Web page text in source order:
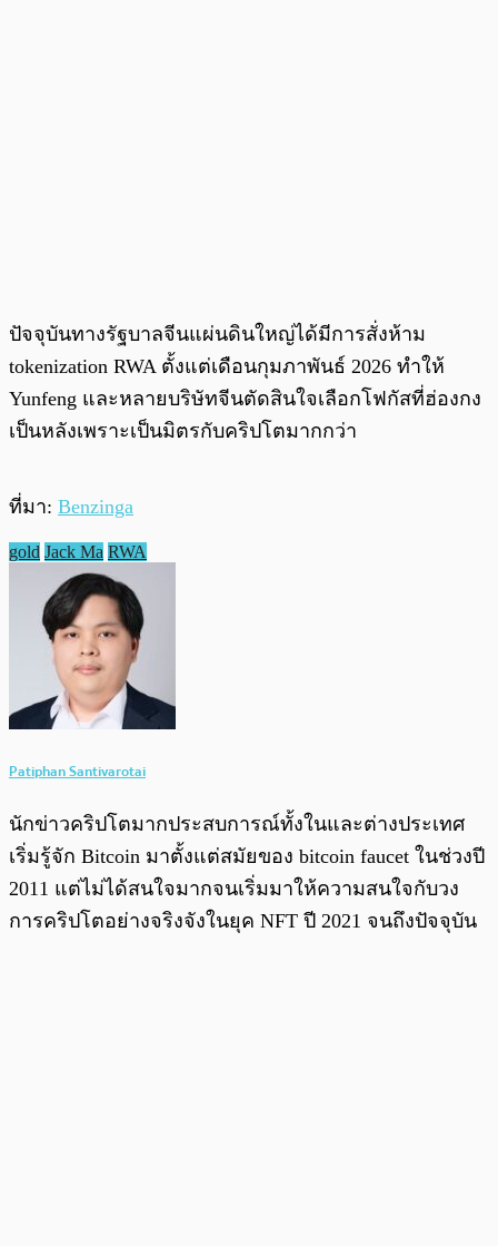
ปัจจุบันทางรัฐบาลจีนแผ่นดินใหญ่ได้มีการสั่งห้าม
tokenization RWA ตั้งแต่เดือนกุมภาพันธ์ 2026 ทำให้
Yunfeng และหลายบริษัทจีนตัดสินใจเลือกโฟกัสที่ฮ่องกง
เป็นหลังเพราะเป็นมิตรกับคริปโตมากกว่า
ที่มา: Benzinga
gold Jack Ma RWA
Patiphan Santivarotai
นักข่าวคริปโตมากประสบการณ์ทั้งในและต่างประเทศ
เริ่มรู้จัก Bitcoin มาตั้งแต่สมัยของ bitcoin faucet ในช่วงปี
2011 แต่ไม่ได้สนใจมากจนเริ่มมาให้ความสนใจกับวง
การคริปโตอย่างจริงจังในยุค NFT ปี 2021 จนถึงปัจจุบัน